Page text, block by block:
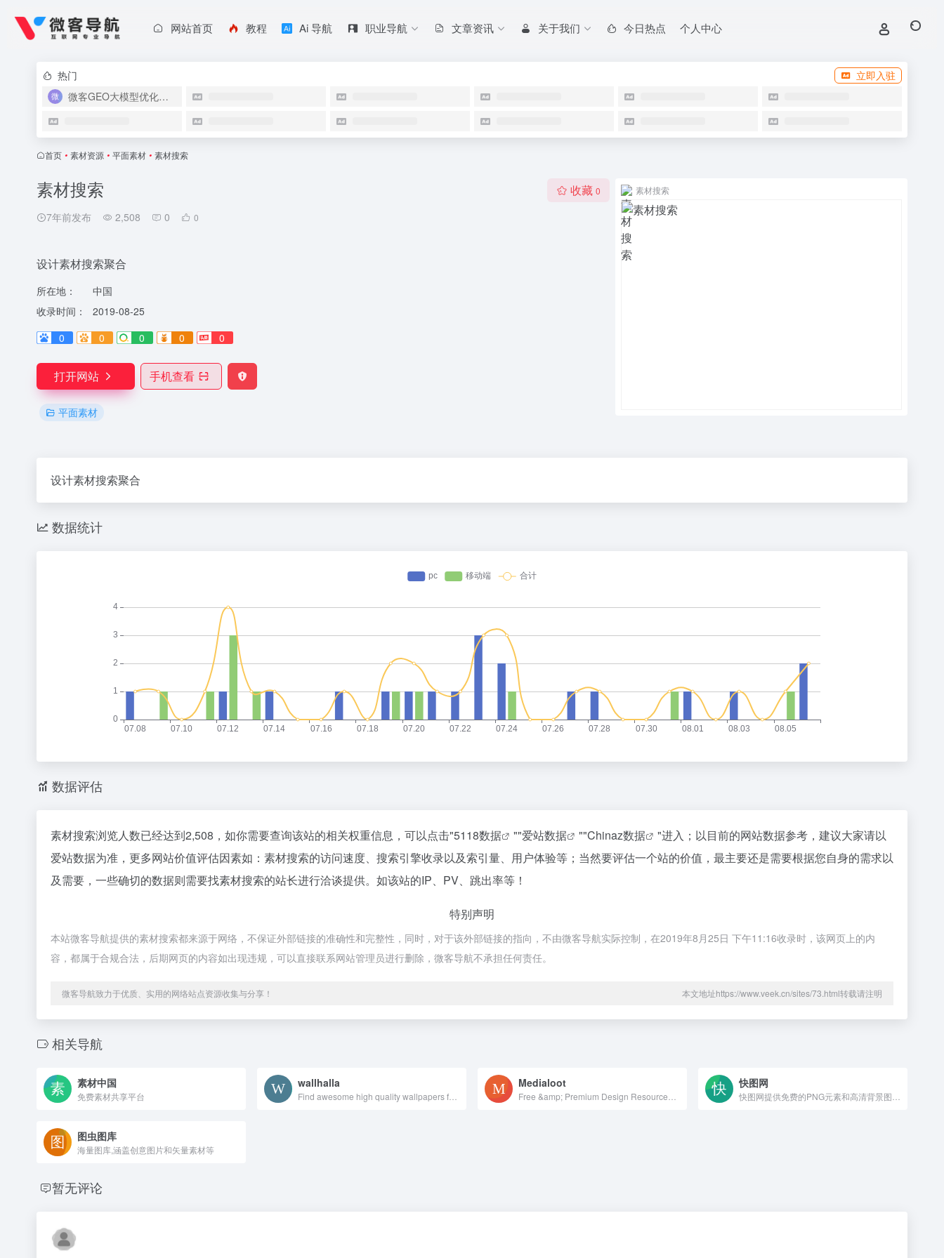
网站首页 教程 Ai 导航 职业导航 文章资讯 关于我们 今日热点 个人中心
热门
立即入驻
微客GEO大模型优化系统
首页 • 素材资源 • 平面素材 • 素材搜索
素材搜索
7年前发布 2,508 0 0
收藏 0
设计素材搜索聚合
所在地：
中国
收录时间：
2019-08-25
0
0 0 0 0
打开网站 手机查看
平面素材
素材搜索
设计素材搜索聚合
数据统计
数据评估
素材搜索浏览人数已经达到2,508，如你需要查询该站的相关权重信息，可以点击"5118数据 ""爱站数据 ""Chinaz数据
"进入；以目前的网站数据参考，建议大家请以
爱站数据为准，更多网站价值评估因素如：素材搜索的访问速度、搜索引擎收录以及索引量、用户体验等；当然要评估一个站的价值，最主要还是需要根据您自身的需求以
及需要，一些确切的数据则需要找素材搜索的站长进行洽谈提供。如该站的IP、PV、跳出率等！
特别声明
本站微客导航提供的素材搜索都来源于网络，不保证外部链接的准确性和完整性，同时，对于该外部链接的指向，不由微客导航实际控制，在2019年8月25日 下午11:16收录时，该网页上的内
容，都属于合规合法，后期网页的内容如出现违规，可以直接联系网站管理员进行删除，微客导航不承担任何责任。
微客导航致力于优质、实用的网络站点资源收集与分享！ 本文地址https://www.veek.cn/sites/73.html转载请注明
相关导航
素材中国
免费素材共享平台
wallhalla Medialoot 快图网
图虫图库
海量图库,涵盖创意图片和矢量素材等
暂无评论